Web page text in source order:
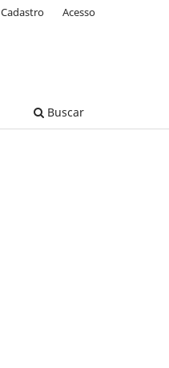
Buscar
Cadastro Acesso